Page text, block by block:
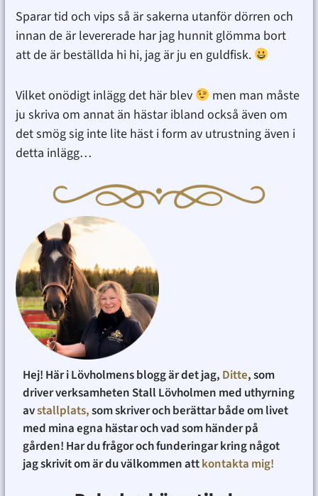
Sparar tid och vips så är sakerna utanför dörren och
innan de är levererade har jag hunnit glömma bort
att de är beställda hi hi, jag är ju en guldfisk.
Vilket onödigt inlägg det här blev
men man måste
ju skriva om annat än hästar ibland också även om
det smög sig inte lite häst i form av utrustning även i
detta inlägg…
Hej! Här i Lövholmens blogg är det jag, Ditte, som
driver verksamheten Stall Lövholmen med uthyrning
avstallplats,som skriver och berättar både om livet
med mina egna hästar och vad som händer på
gården! Har du frågor och funderingar kring något
jag skrivit om är du välkommen attkontakta mig!